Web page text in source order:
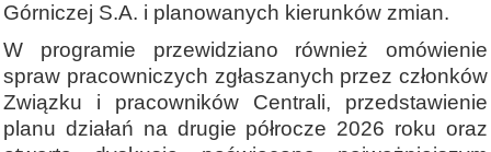
Górniczej S.A. i planowanych kierunków zmian.
W programie przewidziano również omówienie
spraw pracowniczych zgłaszanych przez członków
Związku i pracowników Centrali, przedstawienie
planu działań na drugie półrocze 2026 roku oraz